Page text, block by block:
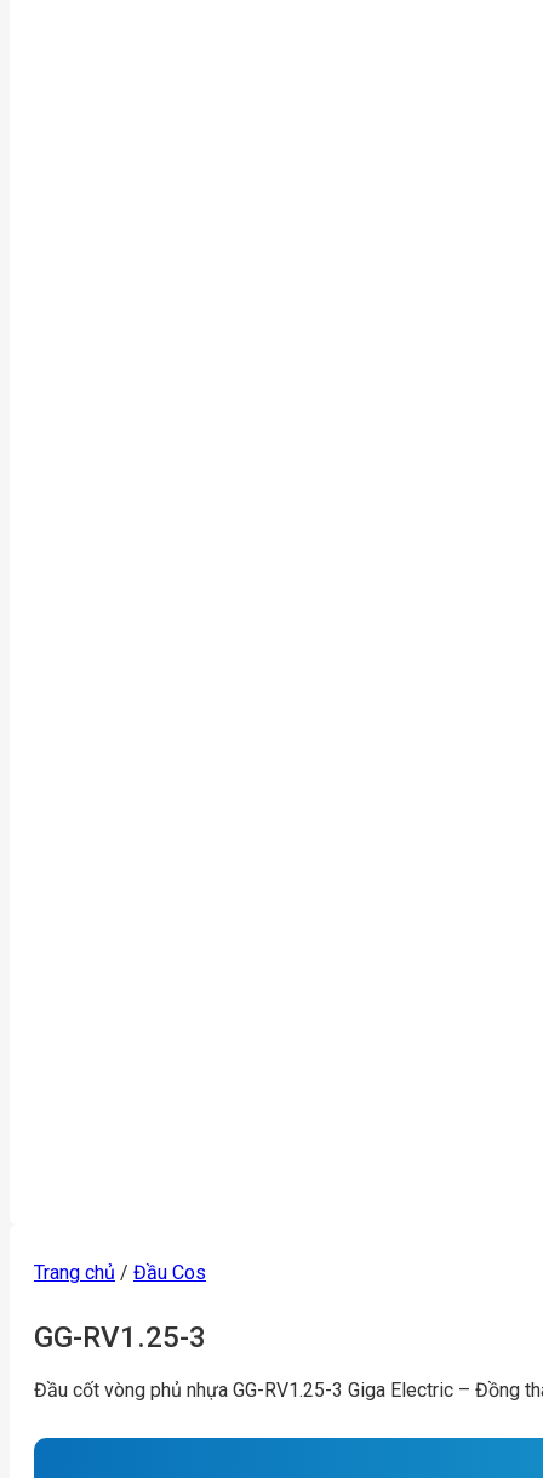
Trang chủ / Đầu Cos
GG-RV1.25-3
Đầu cốt vòng phủ nhựa GG-RV1.25-3 Giga Electric – Đồng